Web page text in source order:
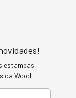
estampas,
da Wood.